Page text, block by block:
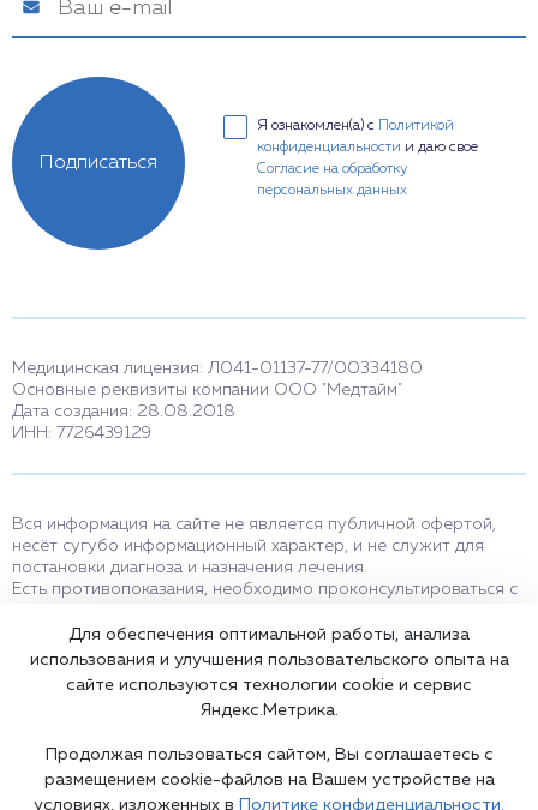
Я ознакомлен(а) с
Политикой
конфиденциальности и даю свое
Согласие на обработку
персональных данных
Подписаться
Медицинская лицензия: Л041-01137-77/00334180
Основные реквизиты компании ООО "Медтайм"
Дата создания: 28.08.2018
ИНН: 7726439129
Вся информация на сайте не является публичной офертой,
несёт сугубо информационный характер, и не служит для
постановки диагноза и назначения лечения.
Есть противопоказания, необходимо проконсультироваться с
мессенджерам и в соцсетях носят исключительно
информационный характер и не являются медицинскими
услугами.
Оставаясь на сайте вы соглашаетесь на использование cookies.
Для обеспечения оптимальной работы, анализа
использования и улучшения пользовательского опыта на
сайте используются технологии cookie и сервис
Яндекс.Метрика.
Продолжая пользоваться сайтом, Вы соглашаетесь с
размещением cookie-файлов на Вашем устройстве на
условиях, изложенных в
Политике конфиденциальности.